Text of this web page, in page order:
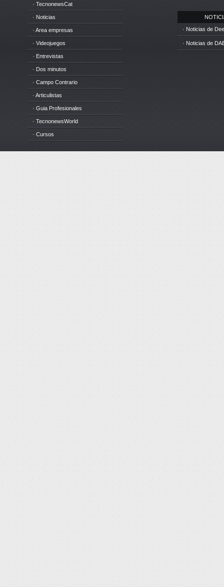
· TecnonewsCat
· Noticias
· Area empresas
· Videojuegos
· Entrevistas
· Dos minutos
· Campo Contrario
· Articulistas
· Guia Profesionales
· TecnonewsWorld
· Cursos
· Noticias de
· Noticias de